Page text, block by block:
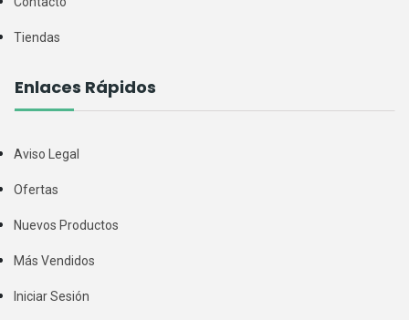
Tiendas
Enlaces Rápidos
Aviso Legal
Ofertas
Nuevos Productos
Más Vendidos
Iniciar Sesión